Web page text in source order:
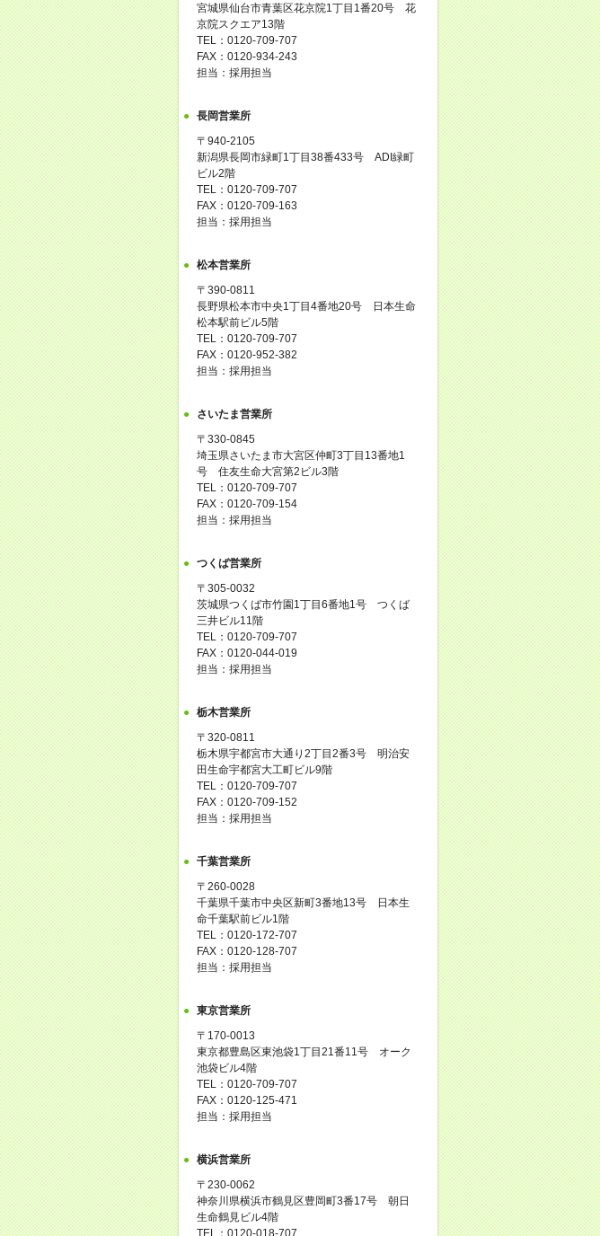
宮城県仙台市青葉区花京院1丁目1番20号 花
京院スクエア13階
TEL：0120-709-707
FAX：0120-934-243
担当：採用担当
長岡営業所
〒940-2105
新潟県長岡市緑町1丁目38番433号 ADI緑町
ビル2階
TEL：0120-709-707
FAX：0120-709-163
担当：採用担当
松本営業所
〒390-0811
長野県松本市中央1丁目4番地20号 日本生命
松本駅前ビル5階
TEL：0120-709-707
FAX：0120-952-382
担当：採用担当
さいたま営業所
〒330-0845
埼玉県さいたま市大宮区仲町3丁目13番地1
号 住友生命大宮第2ビル3階
TEL：0120-709-707
FAX：0120-709-154
担当：採用担当
つくば営業所
〒305-0032
茨城県つくば市竹園1丁目6番地1号 つくば
三井ビル11階
TEL：0120-709-707
FAX：0120-044-019
担当：採用担当
栃木営業所
〒320-0811
栃木県宇都宮市大通り2丁目2番3号 明治安
田生命宇都宮大工町ビル9階
TEL：0120-709-707
FAX：0120-709-152
担当：採用担当
千葉営業所
〒260-0028
千葉県千葉市中央区新町3番地13号 日本生
命千葉駅前ビル1階
TEL：0120-172-707
FAX：0120-128-707
担当：採用担当
東京営業所
〒170-0013
東京都豊島区東池袋1丁目21番11号 オーク
池袋ビル4階
TEL：0120-709-707
FAX：0120-125-471
担当：採用担当
横浜営業所
〒230-0062
神奈川県横浜市鶴見区豊岡町3番17号 朝日
生命鶴見ビル4階
TEL：0120-018-707